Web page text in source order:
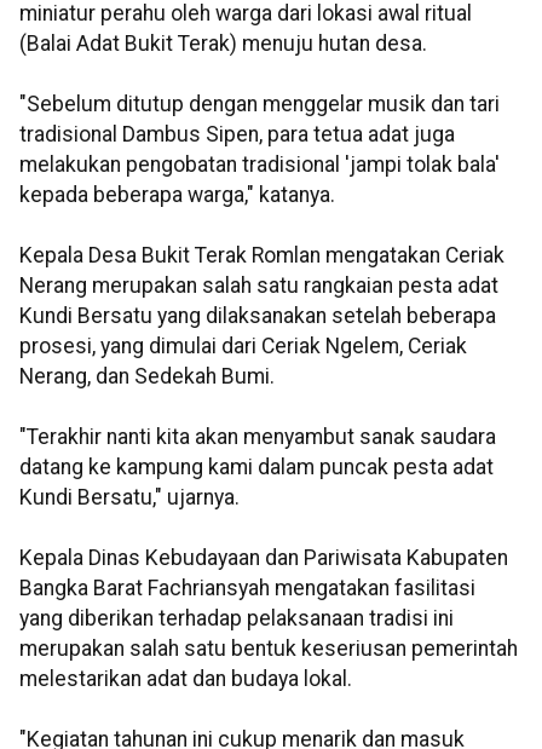
miniatur perahu oleh warga dari lokasi awal ritual
(Balai Adat Bukit Terak) menuju hutan desa.
"Sebelum ditutup dengan menggelar musik dan tari
tradisional Dambus Sipen, para tetua adat juga
melakukan pengobatan tradisional 'jampi tolak bala'
kepada beberapa warga," katanya.
Kepala Desa Bukit Terak Romlan mengatakan Ceriak
Nerang merupakan salah satu rangkaian pesta adat
Kundi Bersatu yang dilaksanakan setelah beberapa
prosesi, yang dimulai dari Ceriak Ngelem, Ceriak
Nerang, dan Sedekah Bumi.
"Terakhir nanti kita akan menyambut sanak saudara
datang ke kampung kami dalam puncak pesta adat
Kundi Bersatu," ujarnya.
Kepala Dinas Kebudayaan dan Pariwisata Kabupaten
Bangka Barat Fachriansyah mengatakan fasilitasi
yang diberikan terhadap pelaksanaan tradisi ini
merupakan salah satu bentuk keseriusan pemerintah
melestarikan adat dan budaya lokal.
"Kegiatan tahunan ini cukup menarik dan masuk